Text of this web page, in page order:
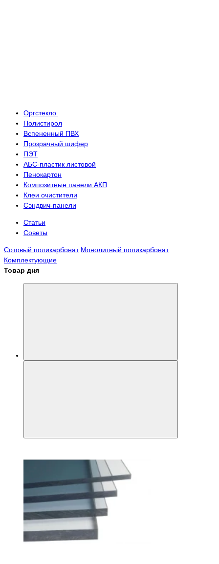
Оргстекло
Полистирол
Вспененный ПВХ
Прозрачный шифер
ПЭТ
АБС-пластик листовой
Пенокартон
Композитные панели АКП
Клеи очистители
Сэндвич-панели
Статьи
Советы
Сотовый поликарбонат Монолитный поликарбонат
Комплектующие
Товар дня